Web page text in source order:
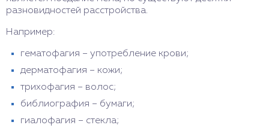
разновидностей расстройства.
Например:
гематофагия – употребление крови;
дерматофагия – кожи;
трихофагия – волос;
библиография – бумаги;
гиалофагия – стекла;